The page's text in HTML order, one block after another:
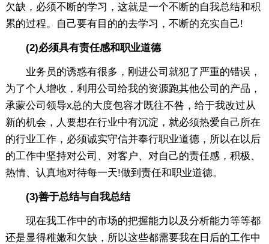
欠缺，必须不断的学习，这就是一个不断的自我总结和积
累的过程。自己要有目的的去学习，不断的充实自己!
(2)必须具有责任感和职业道德
业务员的诱惑有很多，刚进公司就犯了严重的错误，
为了个人增收，利用公司给我的资源跑其他公司的产品，
承蒙公司领导x总的大度包容才既往不咎，给于我改过从
新的机会，人要想在行业中有沉淀，就必须热爱自己所在
的行业工作，必须诚实守信并奉行职业道德，所以在以后
的工作中坚持对公司、对客户、对自己的责任感，积极、
热情、认真地对待每一天!做到责任和职业道德。
(3)善于总结与自我总结
现在我工作中的市场的把握能力以及分析能力等等都
还是显得稚嫩和欠缺，所以这些都需要我在日后的工作中